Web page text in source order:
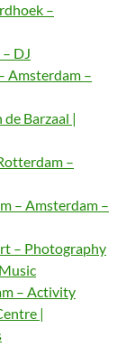
–
DJ
Amsterdam –
Barzaal |
–
– Amsterdam –
– Photography
– Activity
|